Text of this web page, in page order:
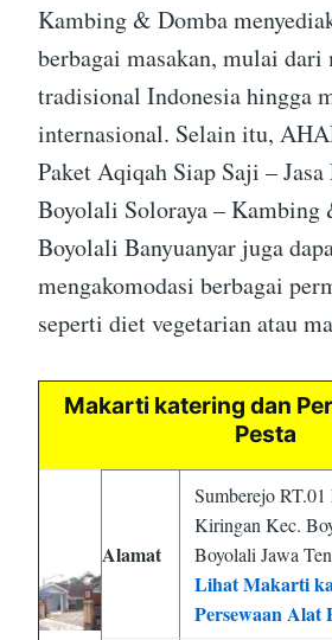
Kambing & Domba
berbagai masakan, mulai dari
tradisional Indonesia hingga
internasional. Selain itu,
Paket Aqiqah Siap Saji –
Boyolali Soloraya – Kambing
Boyolali Banyuanyar juga
mengakomodasi berbagai
seperti diet vegetarian atau
Makarti katering dan
Pesta
Alamat
Sumberejo
Kiringan Kec.
Boyolali Jawa
Lihat Makarti
Persewaan Alat